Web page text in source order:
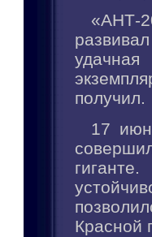
«АНТ-
получил.
17
Красной